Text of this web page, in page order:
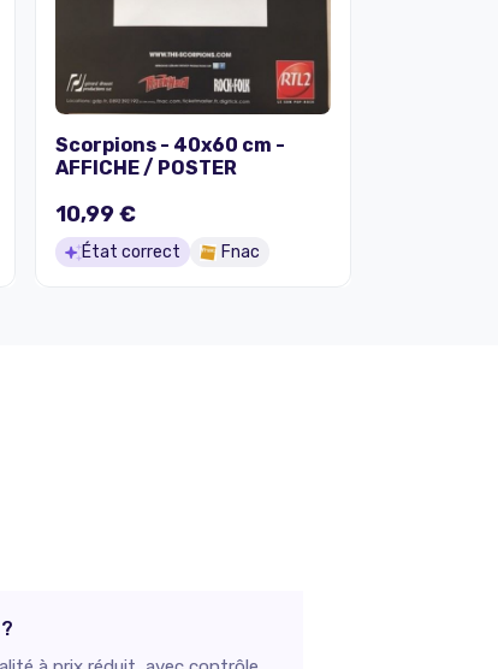
Scorpions - 40x60 cm -
AFFICHE / POSTER
10,99 €
État correct Fnac